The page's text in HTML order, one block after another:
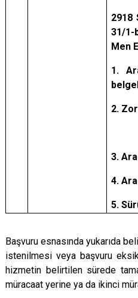
2918
31/1-
Men
1.
2.
3.
4.
5.
Başvuru esnasında yukarıda
istenilmesi veya başvuru
hizmetin belirtilen sürede
müracaat yerine ya da ikinci